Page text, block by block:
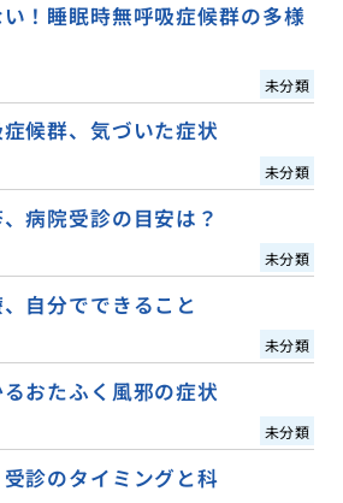
！睡眠時無呼吸症候群の多様
未分類
候群、気づいた症状
未分類
病院受診の目安は？
未分類
自分でできること
未分類
おたふく風邪の症状
未分類
診のタイミングと科